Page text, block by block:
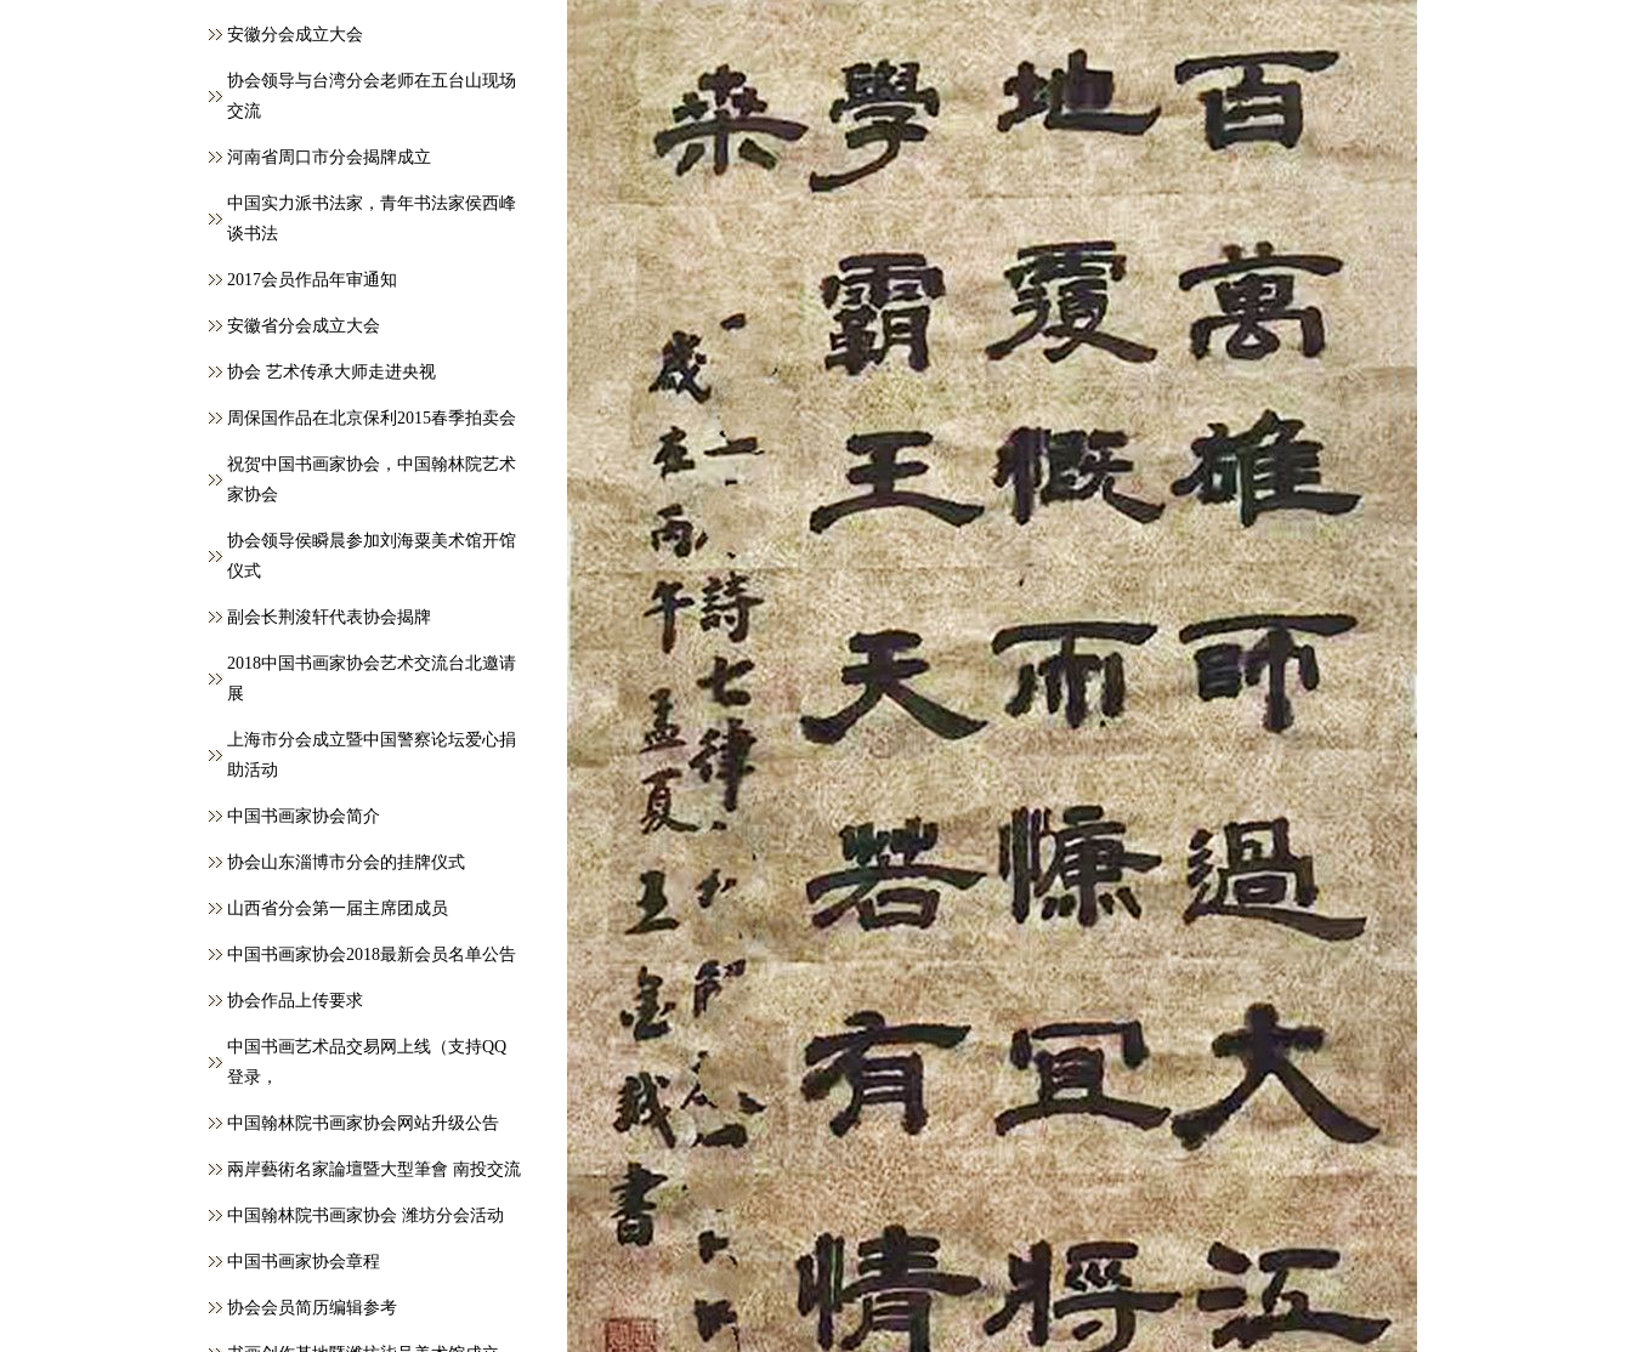
安徽分会成立大会
协会领导与台湾分会老师在五台山现场
交流
河南省周口市分会揭牌成立
中国实力派书法家，青年书法家侯西峰
谈书法
2017会员作品年审通知
安徽省分会成立大会
协会 艺术传承大师走进央视
周保国作品在北京保利2015春季拍卖会
祝贺中国书画家协会，中国翰林院艺术
家协会
协会领导侯瞬晨参加刘海粟美术馆开馆
仪式
副会长荆浚轩代表协会揭牌
2018中国书画家协会艺术交流台北邀请
展
上海市分会成立暨中国警察论坛爱心捐
助活动
中国书画家协会简介
协会山东淄博市分会的挂牌仪式
山西省分会第一届主席团成员
中国书画家协会2018最新会员名单公告
协会作品上传要求
中国书画艺术品交易网上线（支持QQ
登录，
中国翰林院书画家协会网站升级公告
兩岸藝術名家論壇暨大型筆會 南投交流
中国翰林院书画家协会 潍坊分会活动
中国书画家协会章程
协会会员简历编辑参考